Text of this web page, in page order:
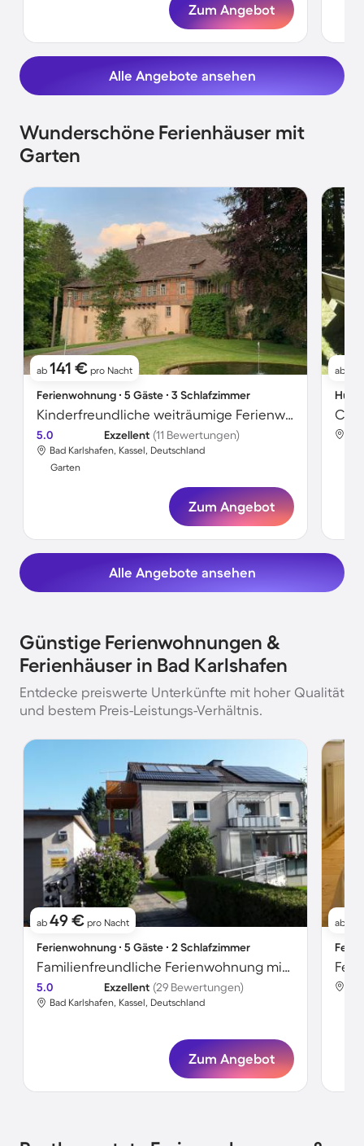
Zum Angebot
Alle Angebote ansehen
Wunderschöne Ferienhäuser mit
Garten
ab 141 € pro Nacht
Ferienwohnung ∙ 5 Gäste ∙ 3 Schlafzimmer
Kinderfreundliche weiträumige Ferienwohnung mit Garten | Naturblick
5.0 Exzellent (11 Bewertungen)
Bad Karlshafen, Kassel, Deutschland
Garten
Zum Angebot
ab
Hütte
Alle Angebote ansehen
Günstige Ferienwohnungen &
Ferienhäuser in Bad Karlshafen
Entdecke preiswerte Unterkünfte mit hoher Qualität
und bestem Preis-Leistungs-Verhältnis.
ab 49 € pro Nacht
Ferienwohnung ∙ 5 Gäste ∙ 2 Schlafzimmer
Familienfreundliche Ferienwohnung mit Grill und Terrasse
5.0 Exzellent (29 Bewertungen)
Bad Karlshafen, Kassel, Deutschland
Zum Angebot
ab